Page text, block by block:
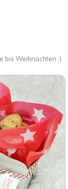
bis Weihnachten ;)